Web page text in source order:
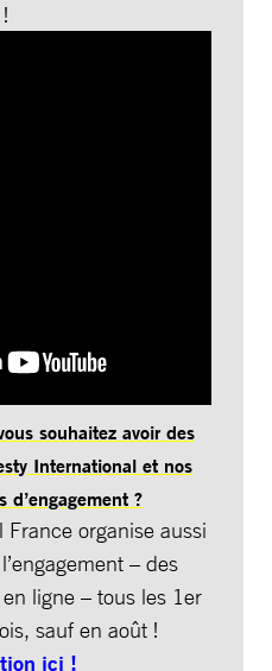
!
souhaitez avoir des
International et nos
d’engagement ?
organise aussi
– des
ligne – tous les 1er
sauf en août !
ici !